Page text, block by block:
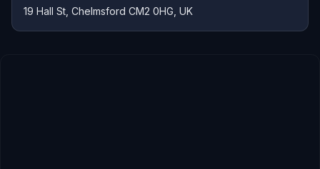
19 Hall St, Chelmsford CM2 0HG, UK